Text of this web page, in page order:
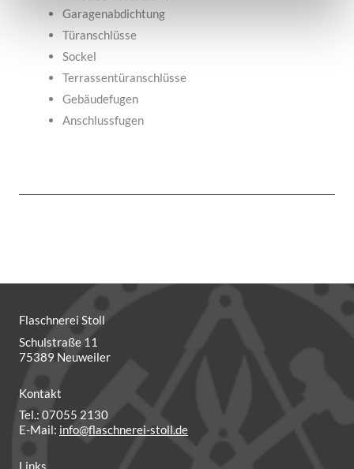
Garagenabdichtung
Türanschlüsse
Sockel
Terrassentüranschlüsse
Gebäudefugen
Anschlussfugen
Flaschnerei Stoll
Schulstraße 11
75389 Neuweiler
Kontakt
Tel.: 07055 2130
E-Mail: info@flaschnerei-stoll.de
Links